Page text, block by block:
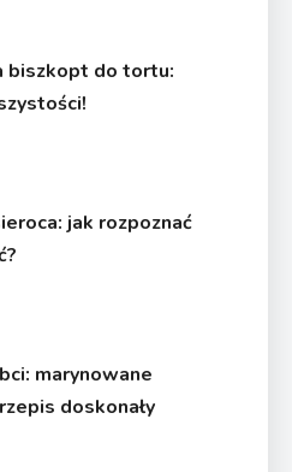
biszkopt do tortu:
jak rozpoznać
marynowane
doskonały